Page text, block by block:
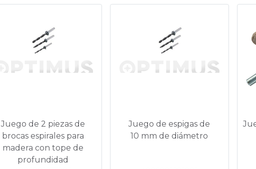
Juego de 2 piezas de
brocas espirales para
madera con tope de
profundidad
Juego de espigas de
10 mm de diámetro